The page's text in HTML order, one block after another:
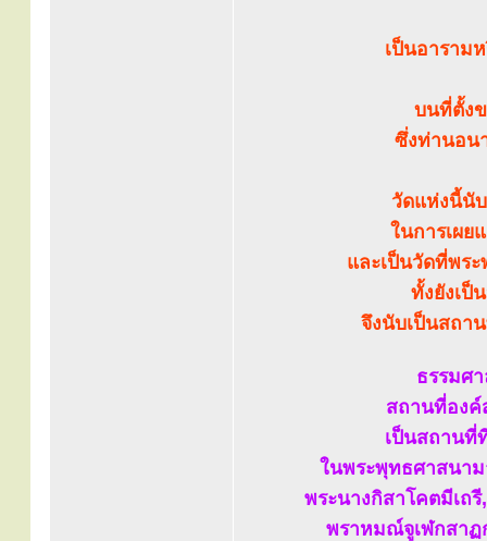
เป็นอาราม
บนที่ตั้งข
ซึ่งท่านอน
วัดแห่งนี้นั
ในการเผ
และเป็นวัดที่พร
ทั้งยังเป็
จึงนับเป็นสถา
ธรรมศ
สถานที่องค์
เป็นสถานที่
ในพระพุทธศาสนาม
พระนางกิสาโคตมีเถ
พราหมณ์จูเฬกสาฏ